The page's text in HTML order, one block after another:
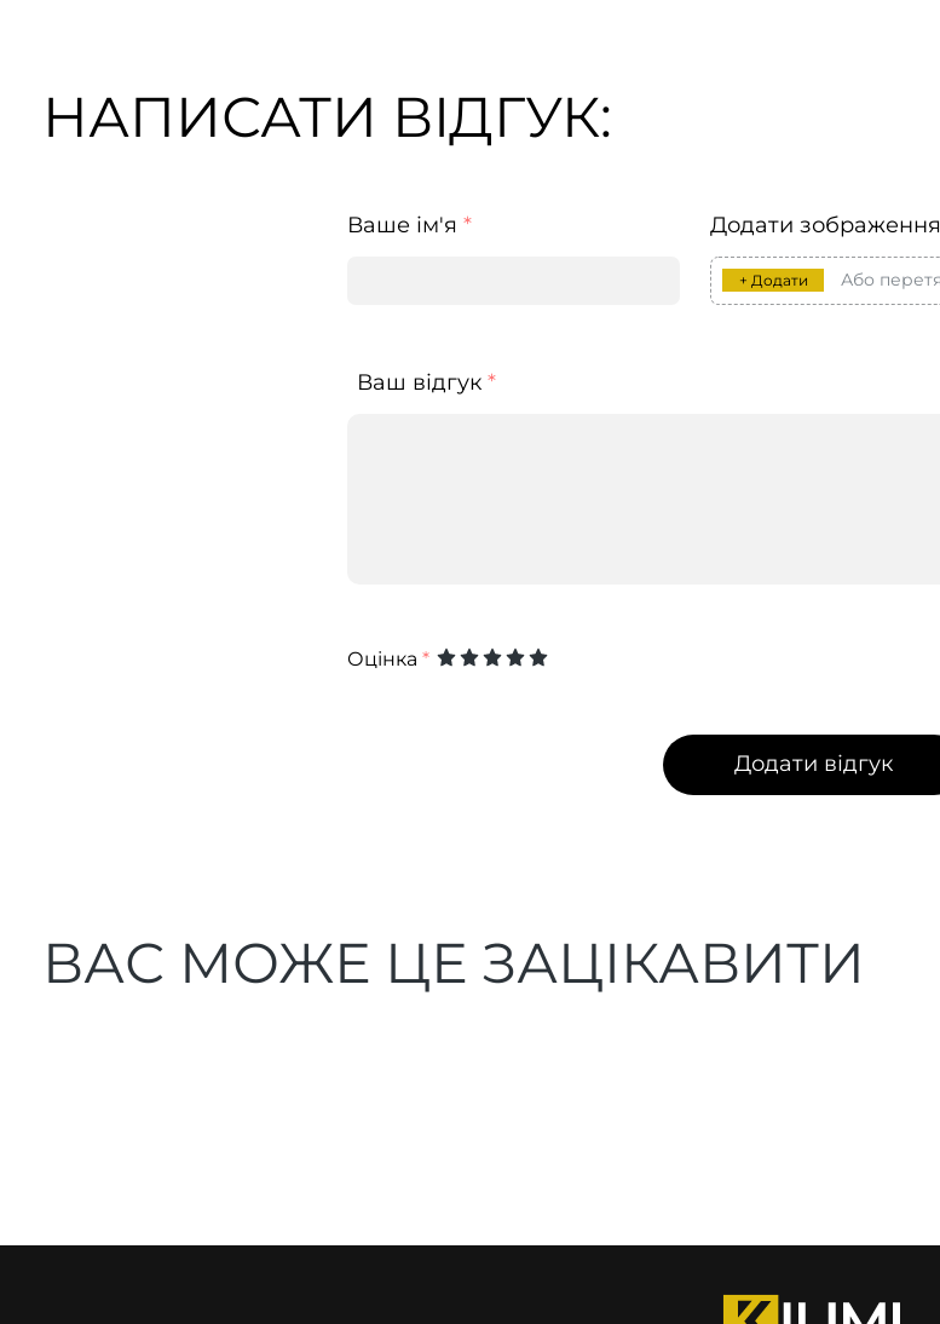
НАПИСАТИ ВІДГУК:
Ваше ім'я * Додати зображення
+ Додати Або
Ваш відгук *
Оцінка *
Додати відгук
ВАС МОЖЕ ЦЕ ЗАЦІКАВИТИ